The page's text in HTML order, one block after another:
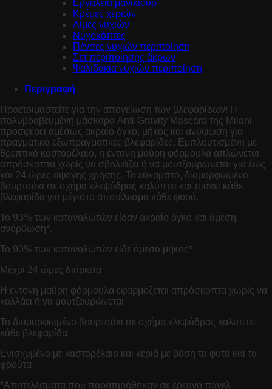
Εργαλεία μανικιούρ
Κρέμες χεριών
Λίμες νυχιών
Νυχοκόπτες
Πένσες νυχιών περιποίηση
Σετ περιποίησης άκρων
Ψαλιδάκια νυχιών περιποίηση
Περιγραφή
Προετοιμαστείτε για την απογείωση των βλεφαρίδων! Η
πολυβραβευμένη μάσκαρα Anti-Gravity Mascara της Milani
προσφέρει αμέσως ακραίο όγκο, μήκος και ανύψωση για
πραγματικά εξωπραγματικές βλεφαρίδες. Εμπλουτισμένη με
θρεπτικό καστορέλαιο, η έντονη μαύρη φόρμουλα απλώνεται
απρόσκοπτα χωρίς να σβολιάζει ή να μουτζουρώνεται για έως
και 24 ώρες άψογης χρήσης. Το εύκαμπτο, διαμορφωμένο
βουρτσάκι σε σχήμα κλεψύδρας καλύπτει και πιάνει κάθε
βλεφαρίδα για μέγιστο αποτέλεσμα κάθε φορά.
Το 93% των καταναλωτών είδαν ακραίο όγκο και άμεση
ανόρθωση*.
Το 90% των καταναλωτών είδε άμεσο μήκος*
Μέχρι 24 ώρες διάρκεια
Η έντονη μαύρη φόρμουλα εφαρμόζεται απρόσκοπτα χωρίς να
κολλάει ή να μουτζουρώνεται
Το διαμορφωμένο βουρτσάκι σε σχήμα κλεψύδρας καλύπτει
κάθε βλεφαρίδα
Ενισχυμένο με καστορέλαιο και κεριά με βάση τα φυτά και τα
φρούτα
*Αποτελέσματα που παρατηρήθηκαν σε έρευνα πάνελ